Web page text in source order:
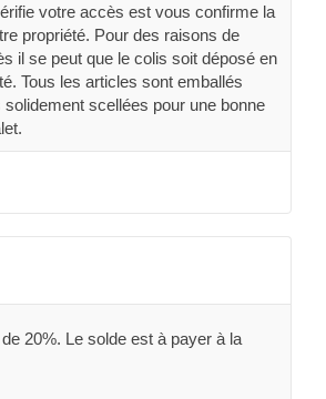
votre accès est vous confirme la
propriété. Pour des raisons de
il se peut que le colis soit déposé en
Tous les articles sont emballés
scellées pour une bonne
20%. Le solde est à payer à la